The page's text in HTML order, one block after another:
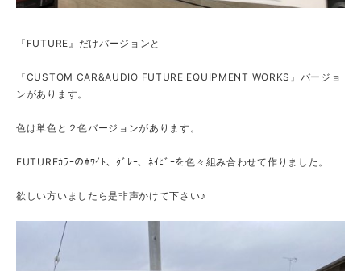
『FUTURE』だけバージョンと
『CUSTOM CAR&AUDIO FUTURE EQUIPMENT WORKS』バージョ
ンがあります。
色は単色と２色バージョンがあります。
FUTUREｶﾗｰのﾎﾜｲﾄ、ｸﾞﾚｰ、ﾈｲﾋﾞｰを色々組み合わせて作りました。
欲しい方いましたら是非声かけて下さい♪